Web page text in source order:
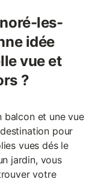
les-
idée
vue et
?
balcon et une vue
pour
vues dés le
jardin, vous
votre